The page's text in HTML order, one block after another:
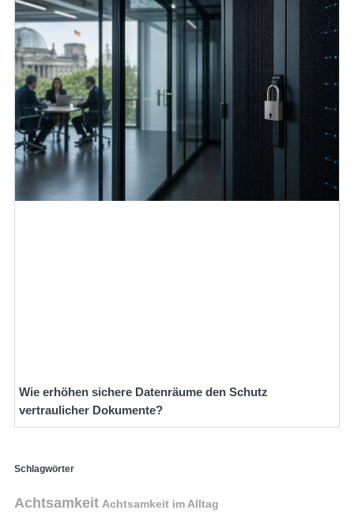
Wie erhöhen sichere Datenräume den Schutz
vertraulicher Dokumente?
Schlagwörter
Achtsamkeit Achtsamkeit im Alltag